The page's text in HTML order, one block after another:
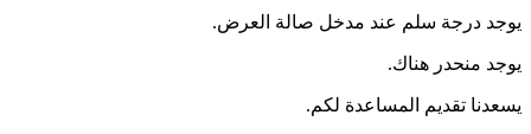
يوجد درجة سلم عند مدخل صالة العرض.
يوجد منحدر هناك.
يسعدنا تقديم المساعدة لكم.